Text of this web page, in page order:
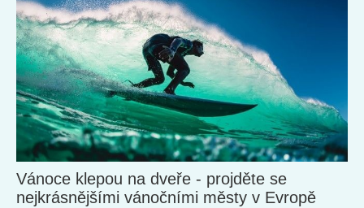
Vánoce klepou na dveře - projděte se
nejkrásnějšími vánočními městy v Evropě